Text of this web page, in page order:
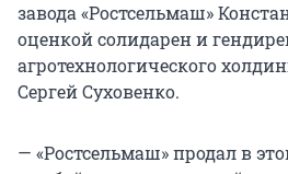
завода «Ростсельмаш»
оценкой солидарен и
агротехнологического
Сергей Суховенко.
— «Ростсельмаш» продал в